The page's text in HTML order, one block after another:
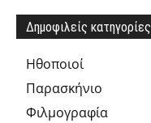
Δημοφιλείς κατηγορίες
Hθοποιοί
Παρασκήνιο
Φιλμογραφία